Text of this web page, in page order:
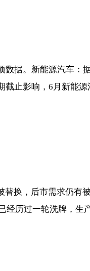
据。新能源汽车：
截止影响，6月新能源
换，后市需求仍
历过一轮洗牌，生